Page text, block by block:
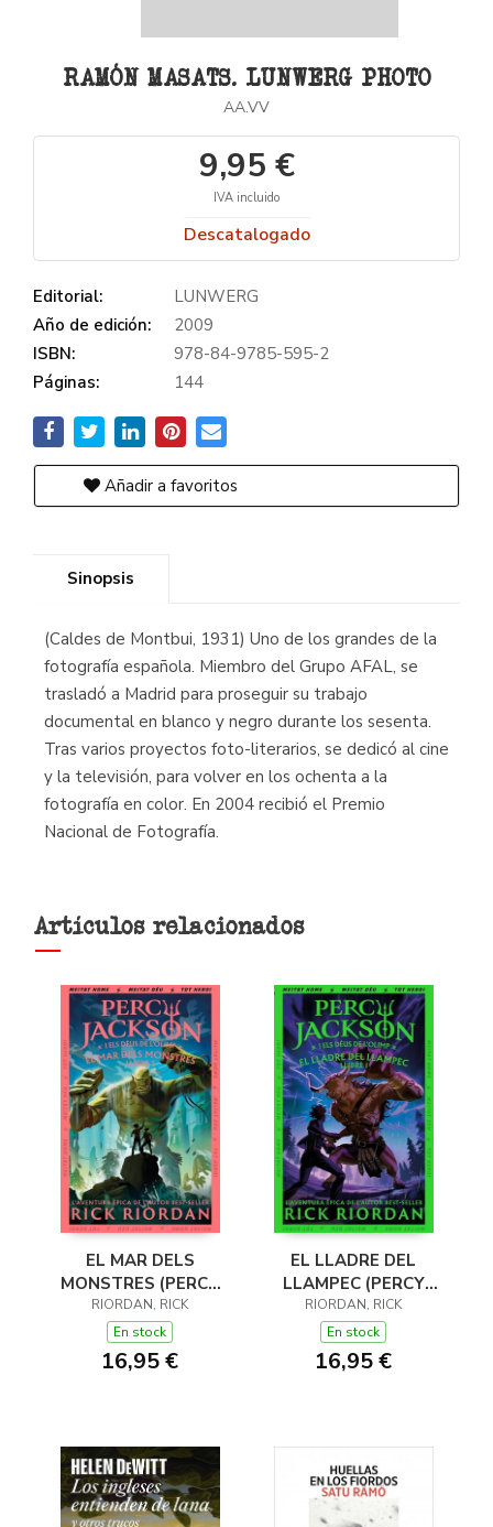
RAMÓN MASATS. LUNWERG PHOTO
AA.VV
9,95 €
IVA incluido
Descatalogado
Editorial:
LUNWERG
Año de edición:
2009
ISBN:
978-84-9785-595-2
Páginas:
144
Añadir a favoritos
Sinopsis
(Caldes de Montbui, 1931) Uno de los grandes de la
fotografía española. Miembro del Grupo AFAL, se
trasladó a Madrid para proseguir su trabajo
documental en blanco y negro durante los sesenta.
Tras varios proyectos foto-literarios, se dedicó al cine
y la televisión, para volver en los ochenta a la
fotografía en color. En 2004 recibió el Premio
Nacional de Fotografía.
Artículos relacionados
EL MAR DELS
MONSTRES (PERCY
JACKSON I ELS DÉUS
DE L'OLIMP 2)
RIORDAN, RICK
En stock
16,95 €
EL LLADRE DEL
LLAMPEC (PERCY
JACKSON I ELS DÉUS
DE L'OLIMP 1)
RIORDAN, RICK
En stock
16,95 €